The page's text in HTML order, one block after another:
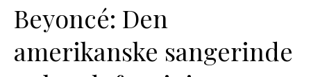
Beyoncé: Den
amerikanske sangerinde